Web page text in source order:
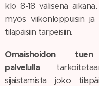
klo 8-18 välisenä
myös viikonloppuisin
tilapäisiin tarpeisiin.
Omaishoidon
palvelulla
sijaistamista joko